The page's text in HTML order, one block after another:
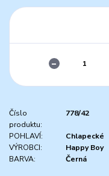
Číslo
produktu:
778/42
POHLAVÍ:
Chlapecké
VÝROBCI:
Happy Boy
BARVA:
Černá